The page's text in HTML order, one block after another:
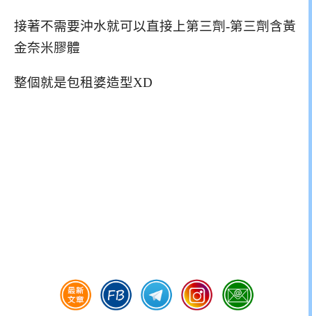
接著不需要沖水就可以直接上第三劑-第三劑含黃
金奈米膠體
整個就是包租婆造型XD